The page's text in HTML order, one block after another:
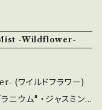
すすめです。 また、
やIncense各
とも可能です。
サムモミのブレンド
の甘い香りです。 温
気はまるで、森のキ
作り出してくれます。
-Wildflower-
(ワイルドフラワー)
ニウム" ・ジャスミン、